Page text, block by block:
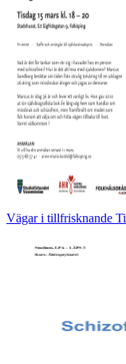
Vägar i tillfrisknande